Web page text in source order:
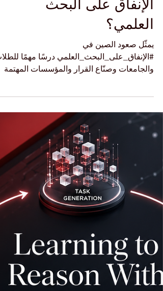
صعود الصين في
الإنفاق على البحث
العلمي؟
يمثّل صعود الصين في
#الإنفاق_على_البحث_العلمي درسًا مهمًا
والجامعات وصنّاع القرار والمؤسسات المهتمة
البحث العلمي لا تعني فقط ارتفاع الأرقام
بل تعني بناء مختبرات أكثر تطورًا، وتدريب
أكثر كفاءة، وإنتاج معرفة جديدة يمكن أن تتحول
إلى تكنولوجيا، وصناعة، وفرص عمل، وحلول
للمجتمع. يوضح هذا المقال أن البحث العلمي